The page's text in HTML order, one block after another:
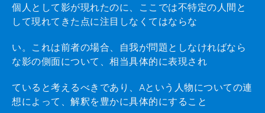
個人として影が現れたのに、ここでは不特定の人間と
して現れてきた点に注目しなくてはならな
い。これは前者の場合、自我が問題としなければなら
な影の側面について、相当具体的に表現され
ていると考えるべきであり、Aという人物についての連
想によって、解釈を豊かに具体的にすること